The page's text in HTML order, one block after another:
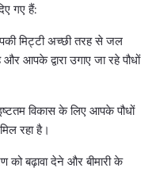
गए हैं:
मिट्टी अच्छी तरह से जल
और आपके द्वारा उगाए जा रहे पौधों
विकास के लिए आपके पौधों
रहा है।
बढ़ावा देने और बीमारी के